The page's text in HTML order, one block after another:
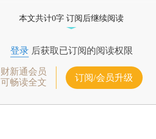
本文共计0字 订阅后继续阅读
登录后获取已订阅的阅读权限
财新通会员
可畅读全文
订阅/会员升级